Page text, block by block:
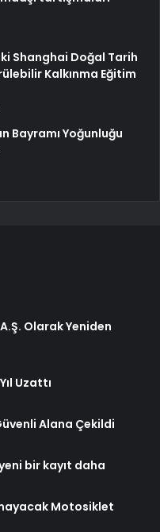
Shanghai Doğal Tarih
Kalkınma Eğitim
Bayramı Yoğunluğu
Olarak Yeniden
Uzattı
Alana Çekildi
bir kayıt daha
Motosiklet